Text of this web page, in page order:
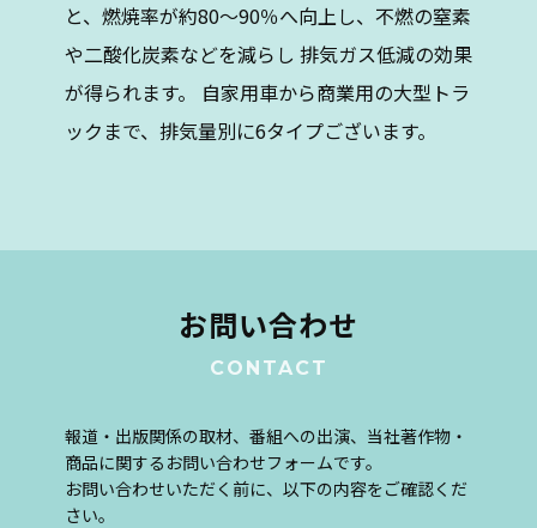
と、燃焼率が約80～90％へ向上し、不燃の窒素
や二酸化炭素などを減らし 排気ガス低減の効果
が得られます。 自家用車から商業用の大型トラ
ックまで、排気量別に6タイプございます。
お問い合わせ
CONTACT
報道・出版関係の取材、番組への出演、当社著作物・
商品に関するお問い合わせフォームです。
お問い合わせいただく前に、以下の内容をご確認くだ
さい。